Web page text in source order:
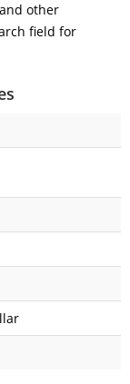
other
field for